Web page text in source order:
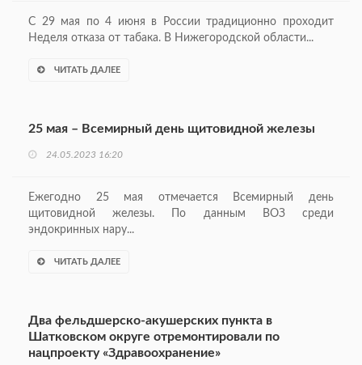
С 29 мая по 4 июня в России традиционно проходит
Неделя отказа от табака. В Нижегородской области...
ЧИТАТЬ ДАЛЕЕ
25 мая – Всемирный день щитовидной железы
24.05.2023 16:20
Ежегодно 25 мая отмечается Всемирный день
щитовидной железы. По данным ВОЗ среди
эндокринных нару...
ЧИТАТЬ ДАЛЕЕ
Два фельдшерско-акушерских пункта в
Шатковском округе отремонтировали по
нацпроекту «Здравоохранение»